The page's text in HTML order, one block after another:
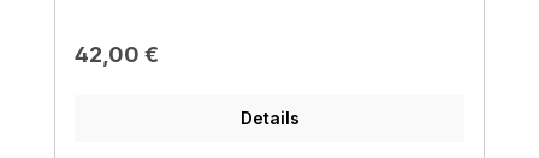
Regulärer Preis:
42,00 €
Details